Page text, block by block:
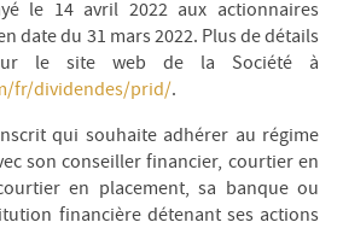
le 14 avril 2022 aux actionnaires
date du 31 mars 2022. Plus de détails
le site web de la Société à
fr/dividendes/prid/.
qui souhaite adhérer au régime
son conseiller financier, courtier en
en placement, sa banque ou
financière détenant ses actions